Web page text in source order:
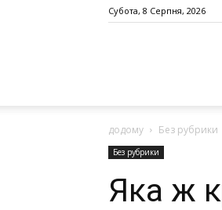
Субота, 8 Серпня, 2026
додому Без рубрики
Без рубрики
Яка ж